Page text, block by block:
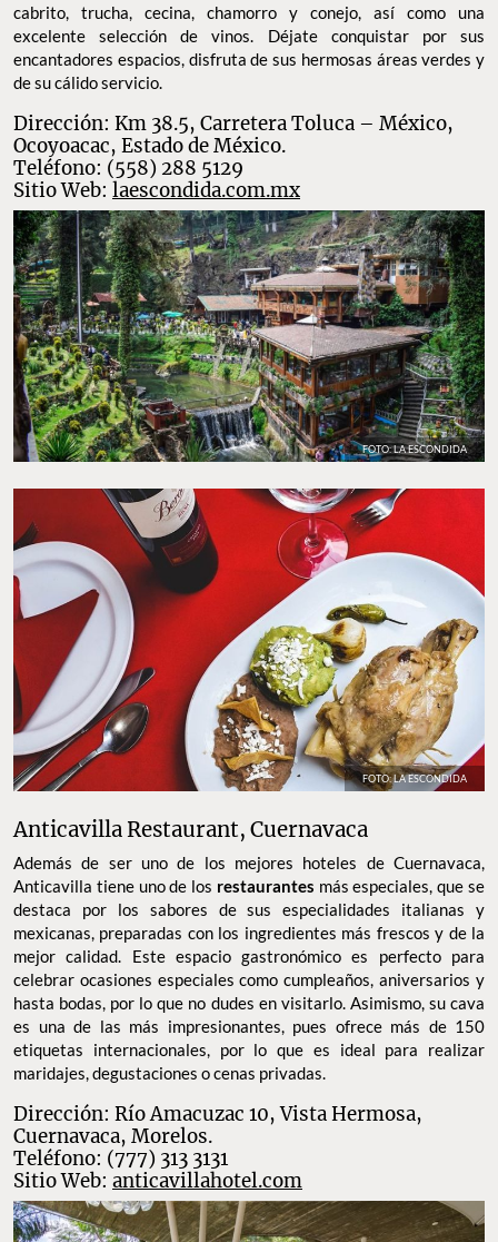
cabrito, trucha, cecina, chamorro y conejo, así como una
excelente selección de vinos. Déjate conquistar por sus
encantadores espacios, disfruta de sus hermosas áreas verdes y
de su cálido servicio.
Dirección: Km 38.5, Carretera Toluca – México,
Ocoyoacac, Estado de México.
Teléfono: (558) 288 5129
Sitio Web: laescondida.com.mx
FOTO: LA ESCONDIDA
FOTO: LA ESCONDIDA
Anticavilla Restaurant, Cuernavaca
Además de ser uno de los mejores hoteles de Cuernavaca,
Anticavilla tiene uno de los restaurantes más especiales, que se
destaca por los sabores de sus especialidades italianas y
mexicanas, preparadas con los ingredientes más frescos y de la
mejor calidad. Este espacio gastronómico es perfecto para
celebrar ocasiones especiales como cumpleaños, aniversarios y
hasta bodas, por lo que no dudes en visitarlo. Asimismo, su cava
es una de las más impresionantes, pues ofrece más de 150
etiquetas internacionales, por lo que es ideal para realizar
maridajes, degustaciones o cenas privadas.
Dirección: Río Amacuzac 10, Vista Hermosa,
Cuernavaca, Morelos.
Teléfono: (777) 313 3131
Sitio Web: anticavillahotel.com